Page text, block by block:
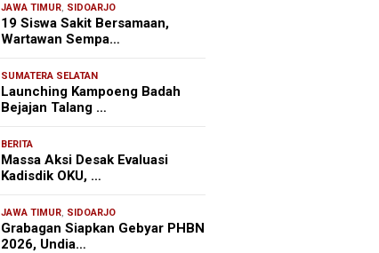
JAWA TIMUR, SIDOARJO
19 Siswa Sakit Bersamaan,
Wartawan Sempa…
SUMATERA SELATAN
Launching Kampoeng Badah
Bejajan Talang …
BERITA
Massa Aksi Desak Evaluasi
Kadisdik OKU, …
JAWA TIMUR, SIDOARJO
Grabagan Siapkan Gebyar PHBN
2026, Undia…